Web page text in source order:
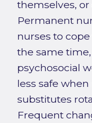
themselves,
Permanent
nurses to
the same
psychosocial
less safe
substitutes
Frequent